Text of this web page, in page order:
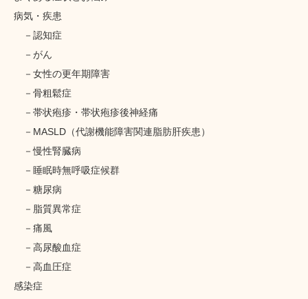
病気・疾患
認知症
がん
女性の更年期障害
骨粗鬆症
帯状疱疹・帯状疱疹後神経痛
MASLD（代謝機能障害関連脂肪肝疾患）
慢性腎臓病
睡眠時無呼吸症候群
糖尿病
脂質異常症
痛風
高尿酸血症
高血圧症
感染症